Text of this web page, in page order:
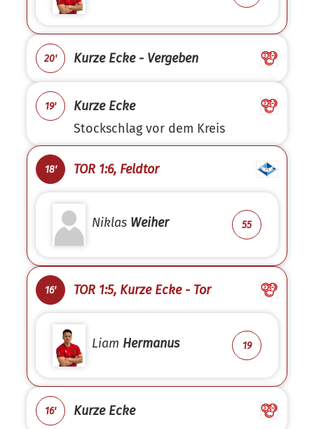
20' Kurze Ecke - Vergeben
19'
Kurze Ecke
Stockschlag vor dem Kreis
18' TOR 1:6, Feldtor
Niklas Weiher 55
16' TOR 1:5, Kurze Ecke - Tor
Liam Hermanus 19
16' Kurze Ecke